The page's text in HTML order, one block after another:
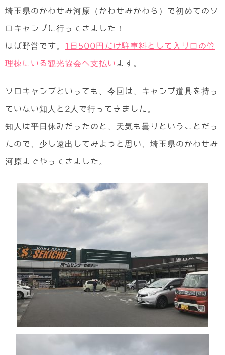
埼玉県のかわせみ河原（かわせみかわら）で初めてのソ
ロキャンプに行ってきました！
ほぼ野営です。 1日500円だけ駐車料として入り口の管
理棟にいる観光協会へ支払い ます。
ソロキャンプといっても、今回は、キャンプ道具を持っ
ていない知人と2人で行ってきました。
知人は平日休みだったのと、天気も曇りということだっ
たので、少し遠出してみようと思い、埼玉県のかわせみ
河原までやってきました。